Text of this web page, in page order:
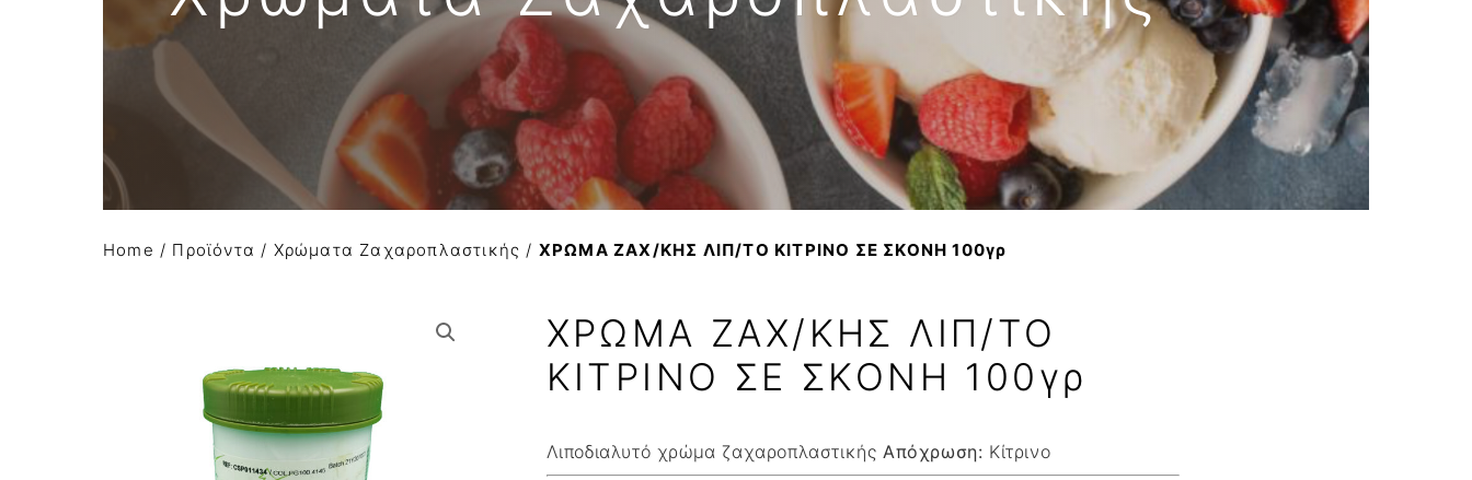
Βούτυρο αγελαδινό
Βούτυρο πρόβειο-γίδινο
Γιαούρτι
Τυρί κρέμα
Φυτική Κρέμα
ΚΟΚΚΟΙ ΚΑΚΑΟ
Βούτυρο κακάο
Απομιμήσεις σοκολάτας
Α Ύλες Παγωτού
Variegato
Σιρόπια
Προϊόντα κάστανου
Φρούτα σε σιρόπι-confit φρούτων AGRIMONTANA
Κατεψυγμένα φρούτα και πουρέ φρούτων
Έτοιμο χειροποίητο gelato
Home / Προϊόντα / Χρώματα Ζαχαροπλαστικής / ΧΡΩΜΑ ΖΑΧ/ΚΗΣ ΛΙΠ/ΤΟ ΚΙΤΡΙΝΟ ΣΕ ΣΚΟΝΗ 100γρ
ΧΡΩΜΑ ΖΑΧ/ΚΗΣ ΛΙΠ/ΤΟ
ΚΙΤΡΙΝΟ ΣΕ ΣΚΟΝΗ 100γρ
Λιποδιαλυτό χρώμα ζαχαροπλαστικής Απόχρωση: Κίτρινο